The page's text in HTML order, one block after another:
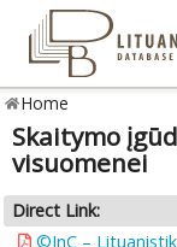
Home
Skaitymo
visuomenei
Direct Link:
©InC –